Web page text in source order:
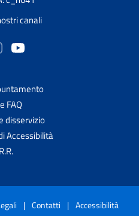
canali
FAQ
disservizio
Accessibilità
| Contatti | Accessibilità